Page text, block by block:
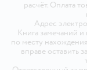
расчёт. Оплата
Адрес
Книга замечаний
по месту
вправе оставить